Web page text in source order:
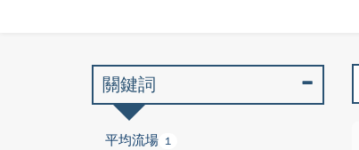
關鍵詞
平均流場 1